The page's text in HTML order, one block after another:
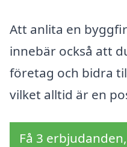
Att anlita en
innebär också att
företag och bidra
vilket alltid är en
Få 3